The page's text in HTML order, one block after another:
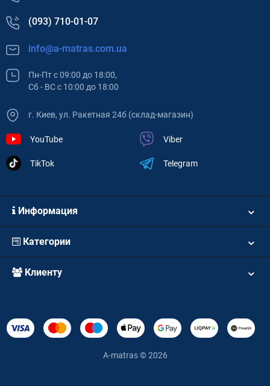
(093) 710-01-07
info@a-matras.com.ua
Пн-Пт с 09:00 до 18:00,
Сб - ВС с 10:00 до 18:00
г. Киев, ул. Ракетная 24б (склад-магазин)
YouTube
TikTok
Viber
Telegram
Информация
Категории
Клиенту
A-matras © 2026